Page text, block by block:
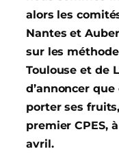
alors les
Nantes et
sur les
Toulouse et de
d’annoncer
porter ses
premier CPES,
avril.